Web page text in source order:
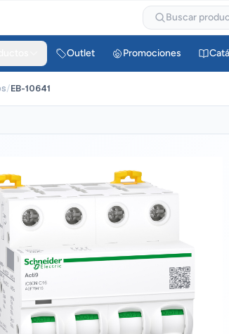
Buscar
Outlet Promociones
/EB-10641